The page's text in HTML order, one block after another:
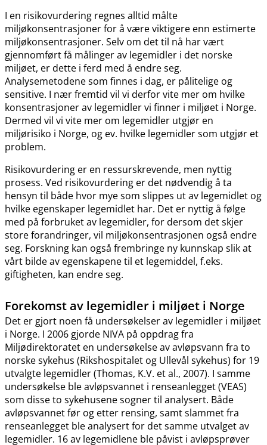
I en risikovurdering regnes alltid målte
miljøkonsentrasjoner for å være viktigere enn estimerte
miljøkonsentrasjoner. Selv om det til nå har vært
gjennomført få målinger av legemidler i det norske
miljøet, er dette i ferd med å endre seg.
Analysemetodene som finnes i dag, er pålitelige og
sensitive. I nær fremtid vil vi derfor vite mer om hvilke
konsentrasjoner av legemidler vi finner i miljøet i Norge.
Dermed vil vi vite mer om legemidler utgjør en
miljørisiko i Norge, og ev. hvilke legemidler som utgjør et
problem.
Risikovurdering er en ressurskrevende, men nyttig
prosess. Ved risikovurdering er det nødvendig å ta
hensyn til både hvor mye som slippes ut av legemidlet og
hvilke egenskaper legemidlet har. Det er nyttig å følge
med på forbruket av legemidler, for dersom det skjer
store forandringer, vil miljøkonsentrasjonen også endre
seg. Forskning kan også frembringe ny kunnskap slik at
vårt bilde av egenskapene til et legemiddel, f.eks.
giftigheten, kan endre seg.
Forekomst av legemidler i miljøet i Norge
Det er gjort noen få undersøkelser av legemidler i miljøet
i Norge. I 2006 gjorde NIVA på oppdrag fra
Miljødirektoratet en undersøkelse av avløpsvann fra to
norske sykehus (Rikshospitalet og Ullevål sykehus) for 19
utvalgte legemidler (Thomas, K.V. et al., 2007). I samme
undersøkelse ble avløpsvannet i renseanlegget (VEAS)
som disse to sykehusene sogner til analysert. Både
avløpsvannet før og etter rensing, samt slammet fra
renseanlegget ble analysert for det samme utvalget av
legemidler. 16 av legemidlene ble påvist i avløpsprøver